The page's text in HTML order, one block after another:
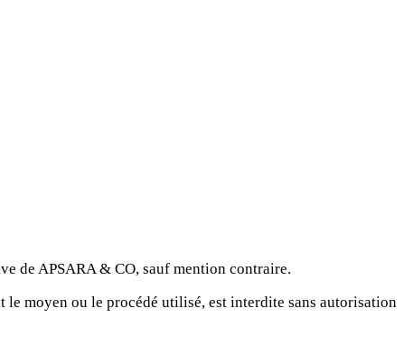
de APSARA & CO, sauf mention contraire.
moyen ou le procédé utilisé, est interdite sans autorisation